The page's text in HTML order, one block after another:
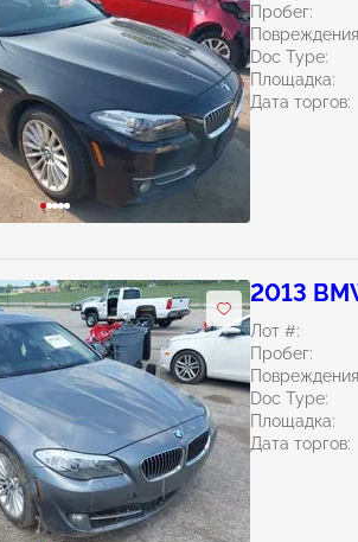
Пробег:
Doc Type:
Площадка:
Дата торгов:
2013
Лот #:
Пробег:
Doc Type:
Площадка:
Дата торгов: